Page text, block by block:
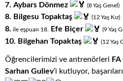
7. Aybars Dönmez (8Yaş Genel)
8. Bilgesu Topaktaş (12Yaş Kız)
8. ile eşpuan 18. Efe Biçer (9Yaş
10. Bilgehan Topaktaş (12 Yaş
Öğrencilerimizi ve antrenörleri
Sarhan Guliev‘i kutluyor,